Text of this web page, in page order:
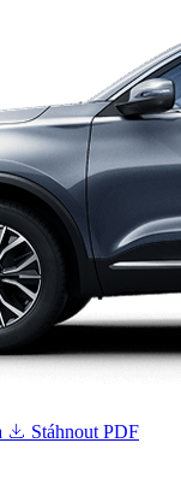
Stáhnout PDF